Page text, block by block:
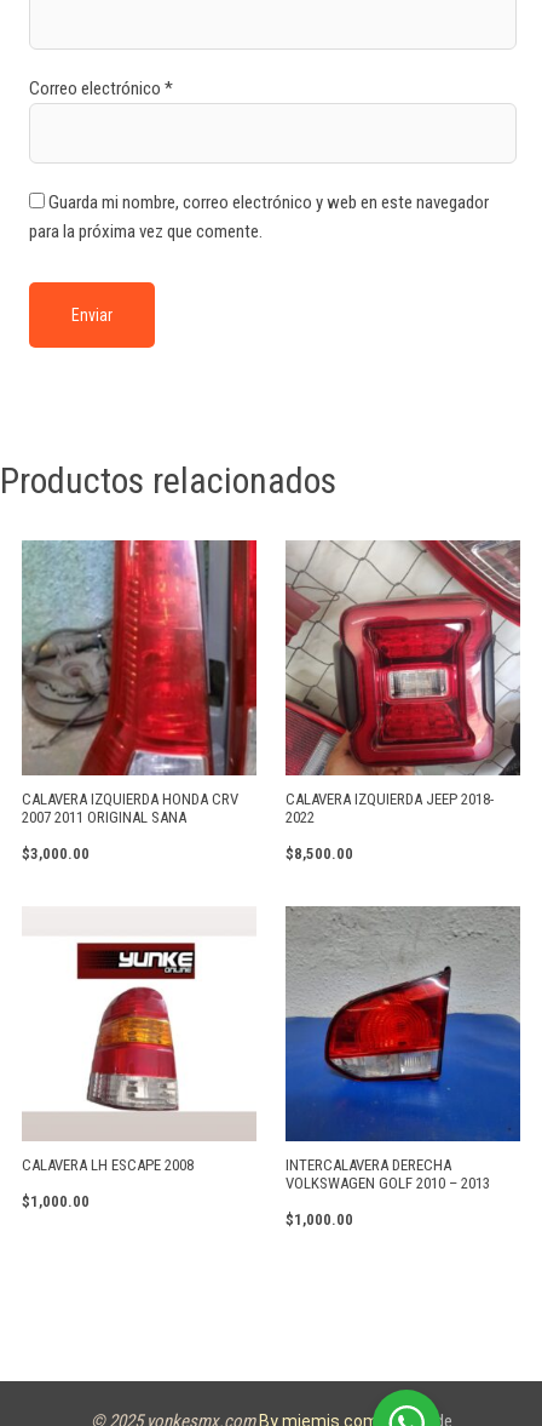
Correo electrónico *
Guarda mi nombre, correo electrónico y web en este navegador
para la próxima vez que comente.
Productos relacionados
CALAVERA IZQUIERDA HONDA CRV
2007 2011 ORIGINAL SANA
$3,000.00
CALAVERA IZQUIERDA JEEP 2018-
2022
$8,500.00
CALAVERA LH ESCAPE 2008
$1,000.00
INTERCALAVERA DERECHA
VOLKSWAGEN GOLF 2010 – 2013
$1,000.00
© 2025 yonkesmx.com By miemis.com Aviso de